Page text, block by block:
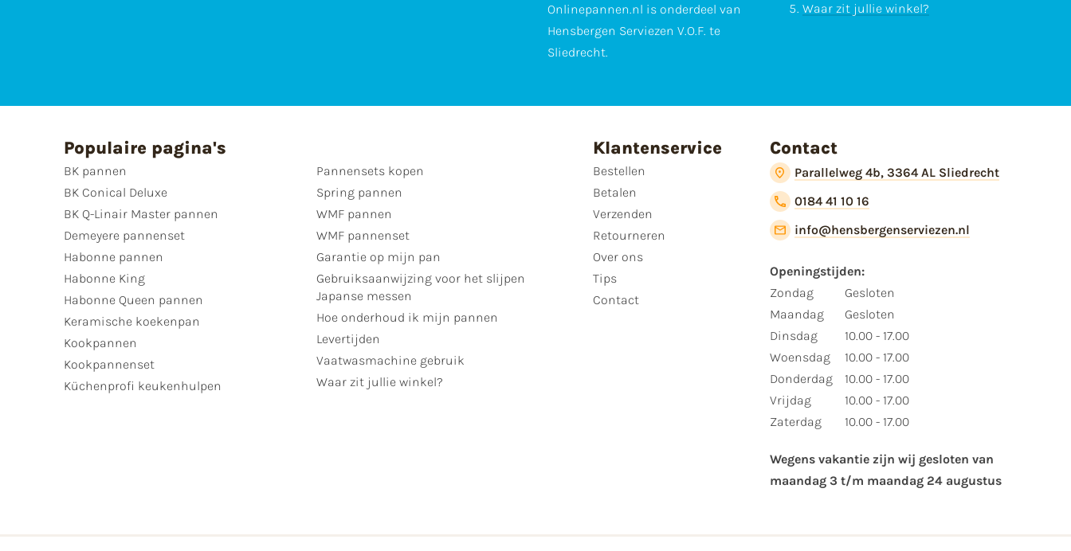
Onlinepannen.nl is onderdeel van
Hensbergen Serviezen V.O.F. te
Sliedrecht.
Waar zit jullie winkel?
Populaire pagina's
BK pannen
BK Conical Deluxe
BK Q-Linair Master pannen
Demeyere pannenset
Habonne pannen
Habonne King
Habonne Queen pannen
Keramische koekenpan
Kookpannen
Kookpannenset
Küchenprofi keukenhulpen
Pannensets kopen
Spring pannen
WMF pannen
WMF pannenset
Garantie op mijn pan
Gebruiksaanwijzing voor het slijpen
Japanse messen
Hoe onderhoud ik mijn pannen
Levertijden
Vaatwasmachine gebruik
Waar zit jullie winkel?
Klantenservice
Bestellen
Betalen
Verzenden
Retourneren
Over ons
Tips
Contact
Contact
Parallelweg 4b, 3364 AL Sliedrecht
0184 41 10 16
info@hensbergenserviezen.nl
Openingstijden:​
​Zondag
Maandag
Dinsdag
Woensdag
Donderdag
Vrijdag
Zaterdag
Gesloten
Gesloten
10.00 - 17.00
10.00 - 17.00
10.00 - 17.00
10.00 - 17.00
10.00 - 17.00
Wegens vakantie zijn wij gesloten van ​
maandag 3 t/m maandag 24 augustus